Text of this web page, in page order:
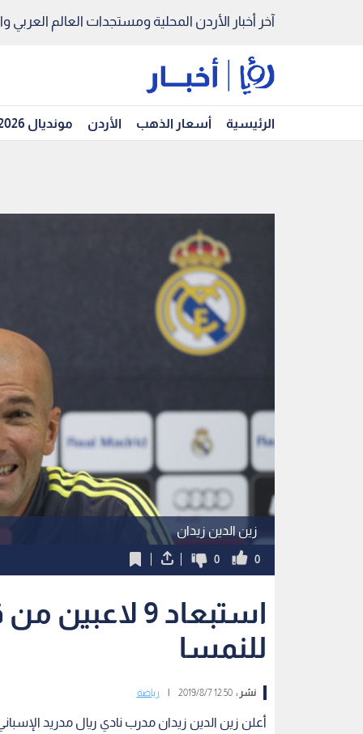
آخر أخبار الأردن المحلية ومستجدات العالم العربي
الرئيسية أسعار الذهب الأردن مونديال 2026
زين الدين زيدان
0
0
استبعاد 9
للنمسا
نشر :12:50 2019/8/7 رياضة